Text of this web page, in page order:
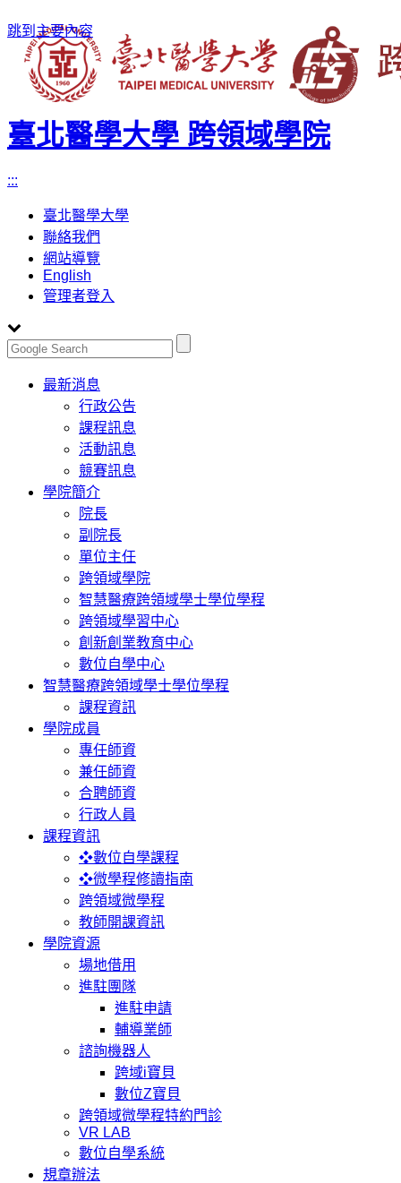
跳到主要內容
臺北醫學大學 跨領域學院
:::
臺北醫學大學
聯絡我們
網站導覽
English
管理者登入
Toggle
navigation
最新消息
行政公告
課程訊息
活動訊息
競賽訊息
學院簡介
院長
副院長
單位主任
跨領域學院
智慧醫療跨領域學士學位學程
跨領域學習中心
創新創業教育中心
數位自學中心
智慧醫療跨領域學士學位學程
課程資訊
學院成員
專任師資
兼任師資
合聘師資
行政人員
課程資訊
❖數位自學課程
❖微學程修讀指南
跨領域微學程
教師開課資訊
學院資源
場地借用
進駐團隊
進駐申請
輔導業師
諮詢機器人
跨域i寶貝
數位Z寶貝
跨領域微學程特約門診
VR LAB
數位自學系統
規章辦法